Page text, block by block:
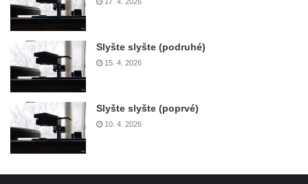
Slyšte slyšte (podruhé)
15. 4. 2026
Slyšte slyšte (poprvé)
10. 4. 2026